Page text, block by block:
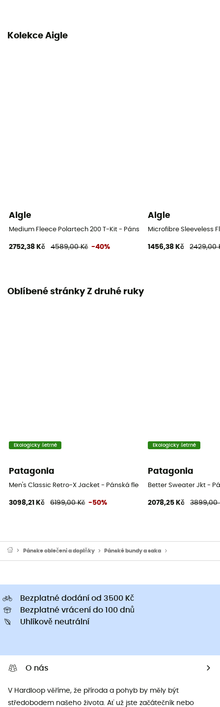
Kolekce Aigle
Aigle
Medium Fleece Polartech 200 T-Kit - Pánská fleesová mikina
2752,38 Kč 4589,00 Kč -40%
Aigle
Microfibre Sleeveless
1456,38 Kč 2429,00
Oblíbené stránky Z druhé ruky
Ekologicky šetrné
Patagonia
Men's Classic Retro-X Jacket - Pánská fleesová mikina
3098,21 Kč 6199,00 Kč -50%
Ekologicky šetrné
Patagonia
Better Sweater Jkt -
2078,25 Kč 3899,00
Pánske oblečeni a doplňky Pánské bundy a saka
Bezplatné dodání od 3500 Kč
Bezplatné vrácení do 100 dnů
Uhlíkově neutrální
O nás
V Hardloop věříme, že příroda a pohyb by měly být
středobodem našeho života. Ať už jste začátečník nebo